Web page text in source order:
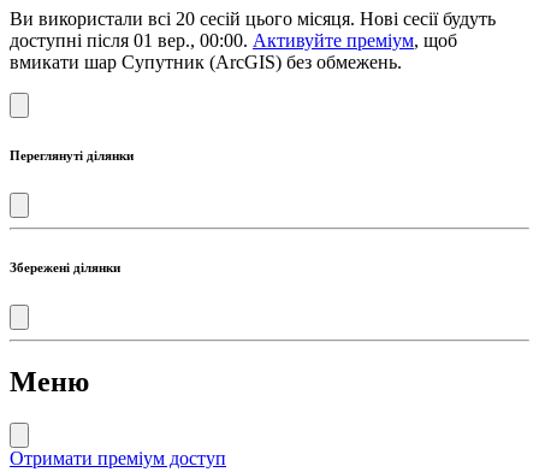
Ви використали всі 20 сесій цього місяця. Нові сесії будуть
доступні після 01 вер., 00:00. Активуйте преміум, щоб
вмикати шар Супутник (ArcGIS) без обмежень.
Переглянуті ділянки
Збережені ділянки
Меню
Отримати преміум доступ